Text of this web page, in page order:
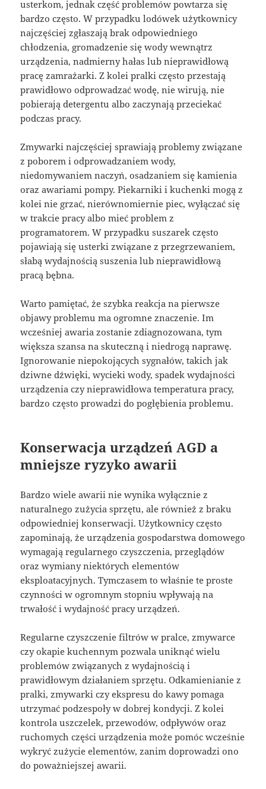
usterkom, jednak część problemów powtarza się
bardzo często. W przypadku lodówek użytkownicy
najczęściej zgłaszają brak odpowiedniego
chłodzenia, gromadzenie się wody wewnątrz
urządzenia, nadmierny hałas lub nieprawidłową
pracę zamrażarki. Z kolei pralki często przestają
prawidłowo odprowadzać wodę, nie wirują, nie
pobierają detergentu albo zaczynają przeciekać
podczas pracy.
Zmywarki najczęściej sprawiają problemy związane
z poborem i odprowadzaniem wody,
niedomywaniem naczyń, osadzaniem się kamienia
oraz awariami pompy. Piekarniki i kuchenki mogą z
kolei nie grzać, nierównomiernie piec, wyłączać się
w trakcie pracy albo mieć problem z
programatorem. W przypadku suszarek często
pojawiają się usterki związane z przegrzewaniem,
słabą wydajnością suszenia lub nieprawidłową
pracą bębna.
Warto pamiętać, że szybka reakcja na pierwsze
objawy problemu ma ogromne znaczenie. Im
wcześniej awaria zostanie zdiagnozowana, tym
większa szansa na skuteczną i niedrogą naprawę.
Ignorowanie niepokojących sygnałów, takich jak
dziwne dźwięki, wycieki wody, spadek wydajności
urządzenia czy nieprawidłowa temperatura pracy,
bardzo często prowadzi do pogłębienia problemu.
Konserwacja urządzeń AGD a
mniejsze ryzyko awarii
Bardzo wiele awarii nie wynika wyłącznie z
naturalnego zużycia sprzętu, ale również z braku
odpowiedniej konserwacji. Użytkownicy często
zapominają, że urządzenia gospodarstwa domowego
wymagają regularnego czyszczenia, przeglądów
oraz wymiany niektórych elementów
eksploatacyjnych. Tymczasem to właśnie te proste
czynności w ogromnym stopniu wpływają na
trwałość i wydajność pracy urządzeń.
Regularne czyszczenie filtrów w pralce, zmywarce
czy okapie kuchennym pozwala uniknąć wielu
problemów związanych z wydajnością i
prawidłowym działaniem sprzętu. Odkamienianie z
pralki, zmywarki czy ekspresu do kawy pomaga
utrzymać podzespoły w dobrej kondycji. Z kolei
kontrola uszczelek, przewodów, odpływów oraz
ruchomych części urządzenia może pomóc wcześnie
wykryć zużycie elementów, zanim doprowadzi ono
do poważniejszej awarii.